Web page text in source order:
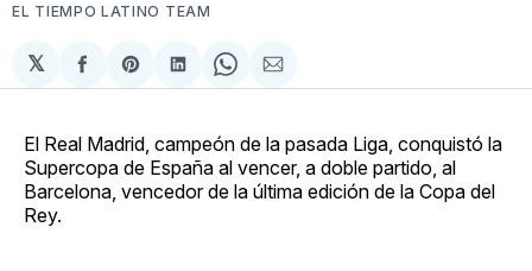
EL TIEMPO LATINO TEAM
𝕏
Compartir
en
Share
on
Compartir
en
Share
on
Compartir
via
El Real Madrid, campeón de la pasada Liga, conquistó la
Supercopa de España al vencer, a doble partido, al
Barcelona, vencedor de la última edición de la Copa del
Rey.